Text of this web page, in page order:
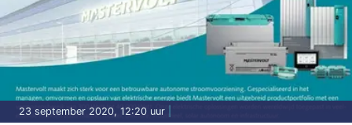
23 september 2020, 12:20 uur